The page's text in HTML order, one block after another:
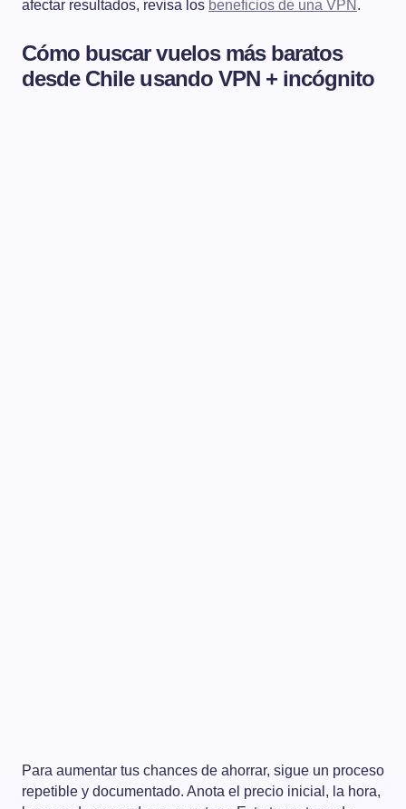
afectar resultados, revisa los beneficios de una VPN .
Cómo buscar vuelos más baratos
desde Chile usando VPN + incógnito
Para aumentar tus chances de ahorrar, sigue un proceso
repetible y documentado. Anota el precio inicial, la hora,